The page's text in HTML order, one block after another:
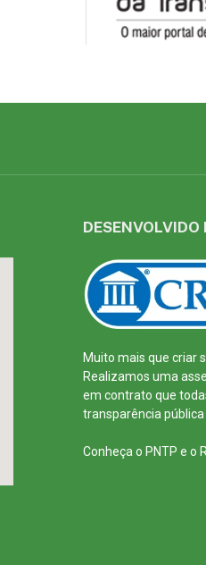
DESENVOLVIDO
Muito mais que criar
Realizamos uma
em contrato que
transparência pública
Conheça o PNTP e o